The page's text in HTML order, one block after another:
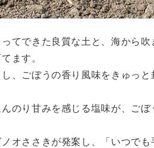
てできた良質な土と、海から吹
ます。
、ごぼうの香り風味をきゅっと
のり甘みを感じる塩味が、ごぼ
オささきが発案し、「いつでも